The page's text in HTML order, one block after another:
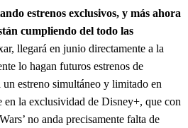
estrenos exclusivos, y más ahora
cumpliendo del todo las
llegará en junio directamente a la
lo hagan futuros estrenos de
estreno simultáneo y limitado en
en la exclusividad de Disney+, que con
no anda precisamente falta de